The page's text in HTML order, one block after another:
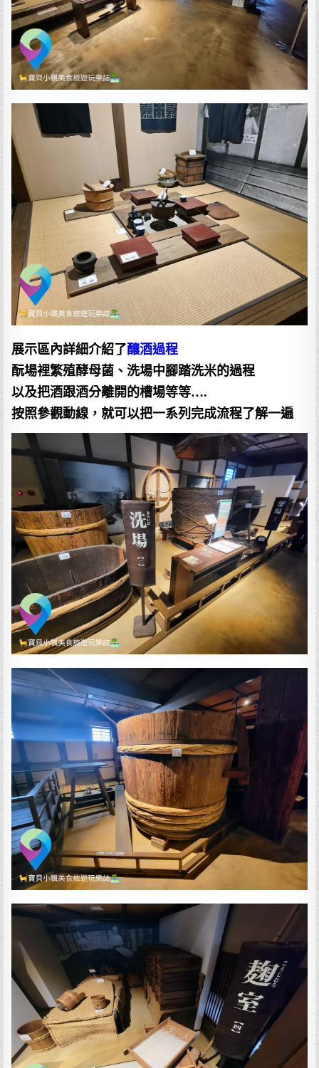
展示區內詳細介紹了釀酒過程
酛場裡繁殖酵母菌、洗場中腳踏洗米的過程
以及把酒跟酒分離開的槽場等等….
按照參觀動線，就可以把一系列完成流程了解一遍